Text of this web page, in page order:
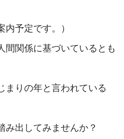
内予定です。）
間関係に基づいているとも
まりの年と言われている
み出してみませんか？